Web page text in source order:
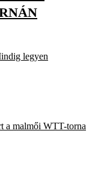
legyen
a malmői WTT-torna